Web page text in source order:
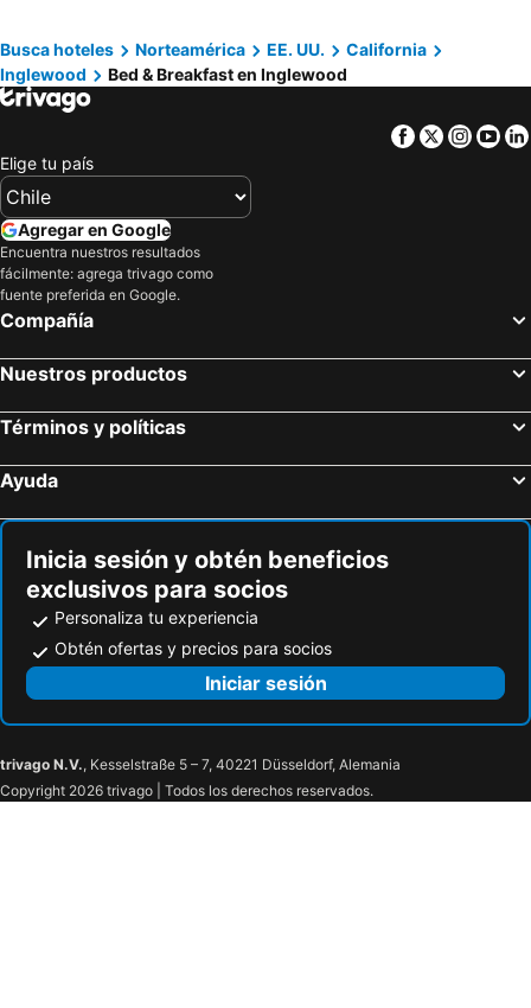
La Habra, bed and breakfasts
Lomita, bed and breakfasts
Rancho Palos Verdes, bed and breakfasts
West Covina, bed and breakfasts
Tarzana, bed and breakfasts
Busca hoteles Norteamérica EE. UU.
California
Inglewood
Bed & Breakfast en Inglewood
Facebook
Twitter
Elige tu país
Agregar en Google
Encuentra nuestros resultados
fácilmente: agrega trivago como
fuente preferida en Google.
Compañía
Nuestros productos
Términos y políticas
Ayuda
Inicia sesión y obtén beneficios
exclusivos para socios
Personaliza tu experiencia
Obtén ofertas y precios para socios
Iniciar sesión
trivago N.V., Kesselstraße 5 – 7, 40221 Düsseldorf, Alemania
Copyright 2026 trivago | Todos los derechos reservados.